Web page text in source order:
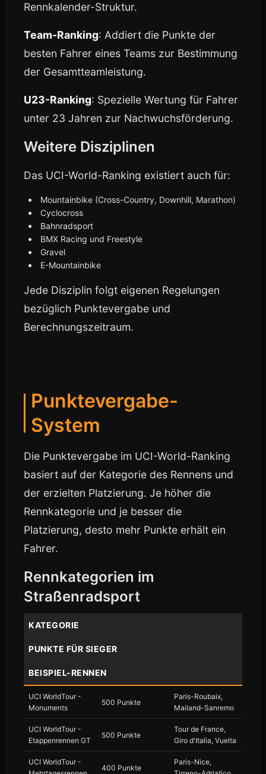
Rennkalender-Struktur.
Team-Ranking: Addiert die Punkte der
besten Fahrer eines Teams zur Bestimmung
der Gesamtteamleistung.
U23-Ranking: Spezielle Wertung für Fahrer
unter 23 Jahren zur Nachwuchsförderung.
Weitere Disziplinen
Das UCI-World-Ranking existiert auch für:
Mountainbike (Cross-Country, Downhill, Marathon)
Cyclocross
Bahnradsport
BMX Racing und Freestyle
Gravel
E-Mountainbike
Jede Disziplin folgt eigenen Regelungen
bezüglich Punktevergabe und
Berechnungszeitraum.
Punktevergabe-
System
Die Punktevergabe im UCI-World-Ranking
basiert auf der Kategorie des Rennens und
der erzielten Platzierung. Je höher die
Rennkategorie und je besser die
Platzierung, desto mehr Punkte erhält ein
Fahrer.
Rennkategorien im
Straßenradsport
KATEGORIE
PUNKTE FÜR SIEGER
BEISPIEL-RENNEN
UCI WorldTour -
Monuments
500 Punkte
Paris-Roubaix,
Mailand-Sanremo
UCI WorldTour -
Etappenrennen GT
500 Punkte
Tour de France,
Giro d'Italia, Vuelta
UCI WorldTour -
400 Punkte
Paris-Nice,